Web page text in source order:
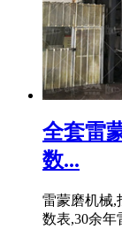
全套雷
数...
雷蒙磨机械,
数表,30余年